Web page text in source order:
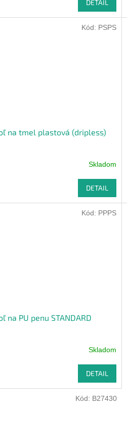
DETAIL
na tmel plastová (dripless)
Skladom
DETAIL
Kód: PSPS
na PU penu STANDARD
Skladom
DETAIL
Kód: PPPS
Kód: B27430